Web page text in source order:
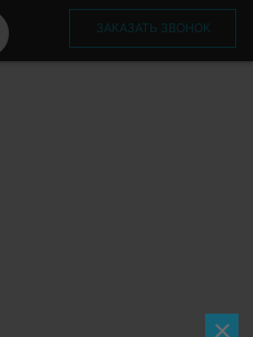
×
ЗАКАЗАТЬ ЗВОНОК